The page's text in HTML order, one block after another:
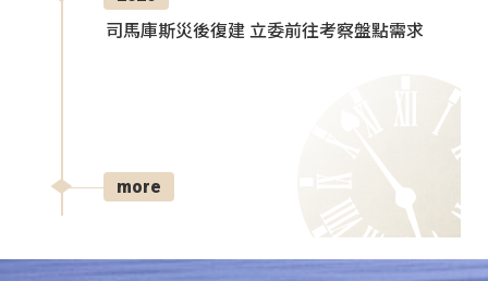
司馬庫斯災後復建 立委前往考察盤點需求
more